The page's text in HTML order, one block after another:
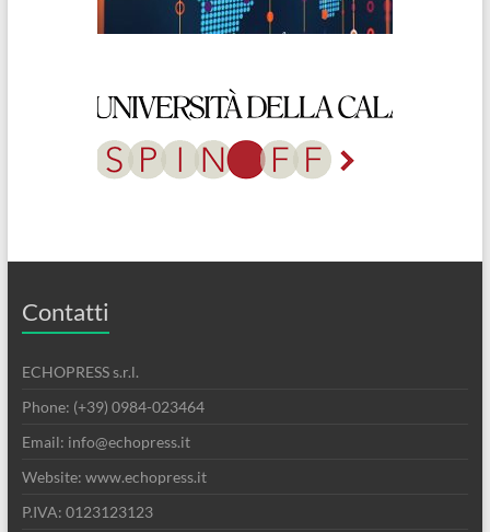
Contatti
ECHOPRESS s.r.l.
Phone: (+39) 0984-023464
Email: info@echopress.it
Website: www.echopress.it
P.IVA: 0123123123